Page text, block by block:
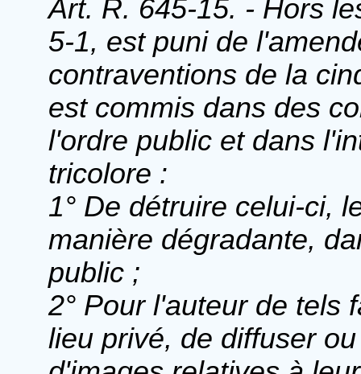
Art. R. 645-15. - Hors
5-1, est puni de
contraventions de la
est commis dans des
l'ordre public et dans
tricolore :
1° De détruire celui-ci,
manière dégradante,
public ;
2° Pour l'auteur de tels
lieu privé, de diffuser